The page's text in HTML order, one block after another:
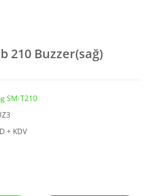
210 Buzzer(sağ)
SM-T210
+ KDV